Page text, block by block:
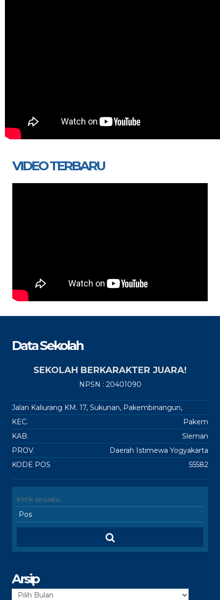
VIDEO TERBARU
Data Sekolah
SEKOLAH BERKARAKTER JUARA!
NPSN : 20401090
Jalan Kaliurang KM. 17, Sukunan, Pakembinangun,
KEC.
Pakem
KAB.
Sleman
PROV.
Daerah Istimewa Yogyakarta
KODE POS
55582
Arsip
Arsip